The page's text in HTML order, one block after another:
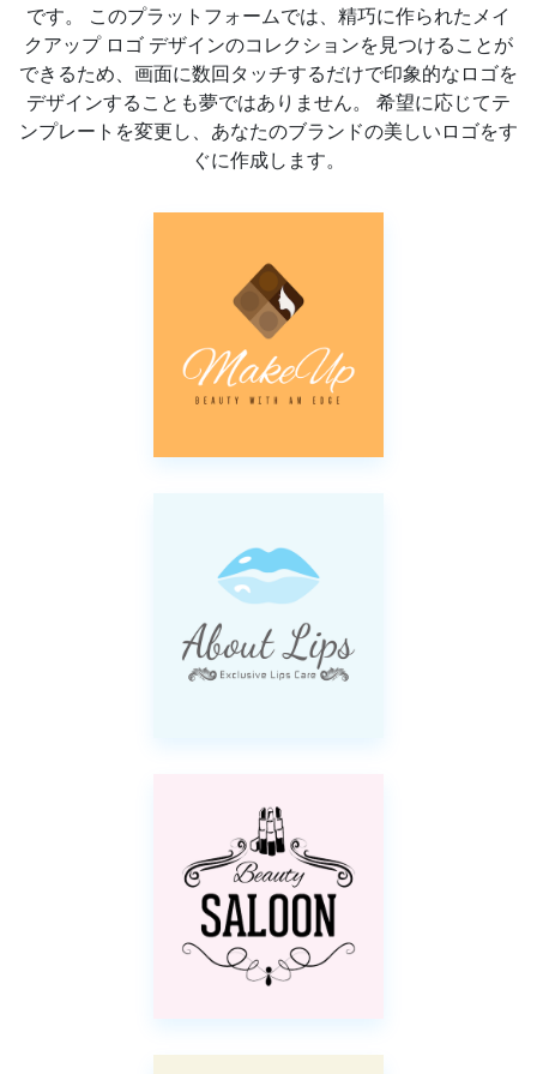
です。 このプラットフォームでは、精巧に作られたメイ
クアップ ロゴ デザインのコレクションを見つけることが
できるため、画面に数回タッチするだけで印象的なロゴを
デザインすることも夢ではありません。 希望に応じてテ
ンプレートを変更し、あなたのブランドの美しいロゴをす
ぐに作成します。